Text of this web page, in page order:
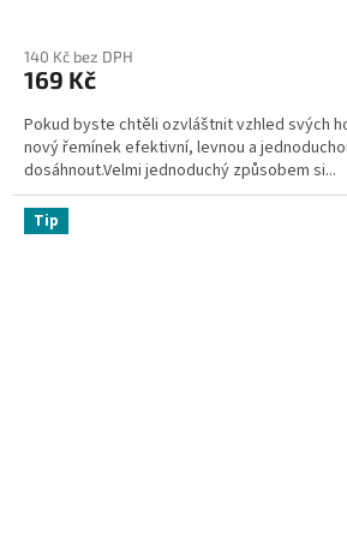
140 Kč bez DPH
169 Kč
Pokud byste chtěli ozvláštnit vzhled svých
nový řemínek efektivní, levnou a
dosáhnout.Velmi jednoduchý způsobem si...
Tip